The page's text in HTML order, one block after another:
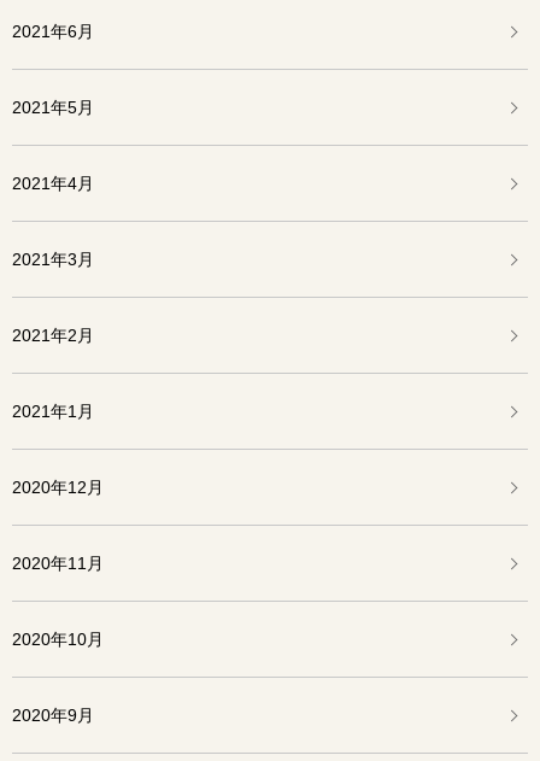
2021年6月
2021年5月
2021年4月
2021年3月
2021年2月
2021年1月
2020年12月
2020年11月
2020年10月
2020年9月